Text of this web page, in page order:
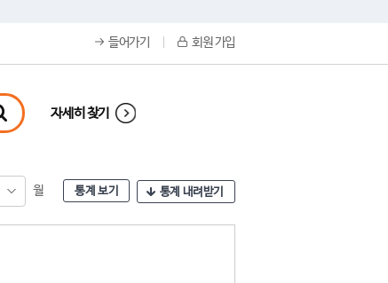
들어가기 회원 가입
자세히 찾기
월 통계 보기 통계 내려받기